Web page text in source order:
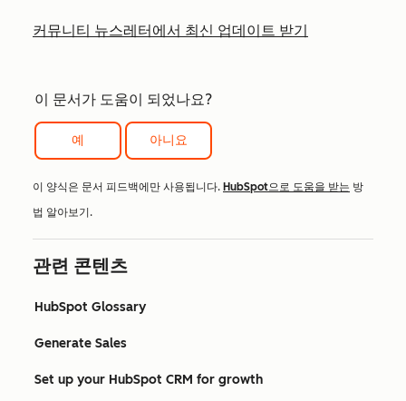
커뮤니티 뉴스레터에서 최신 업데이트 받기
이 문서가 도움이 되었나요?
예 아니요
이 양식은 문서 피드백에만 사용됩니다. HubSpot으로 도움을 받는 방
법 알아보기.
관련 콘텐츠
HubSpot Glossary
Generate Sales
Set up your HubSpot CRM for growth